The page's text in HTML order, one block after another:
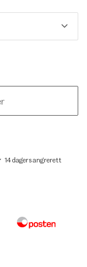
14 dagers angrerett